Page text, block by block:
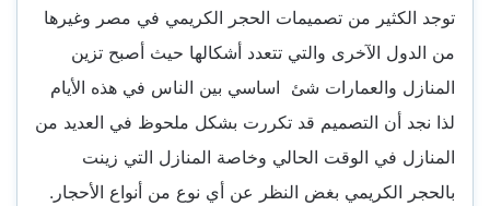
توجد الكثير من تصميمات الحجر الكريمي في مصر وغيرها
من الدول الآخرى والتي تتعدد أشكالها حيث أصبح تزين
المنازل والعمارات شئ اساسي بين الناس في هذه الأيام
لذا نجد أن التصميم قد تكررت بشكل ملحوظ في العديد من
المنازل في الوقت الحالي وخاصة المنازل التي زينت
بالحجر الكريمي بغض النظر عن أي نوع من أنواع الأحجار.